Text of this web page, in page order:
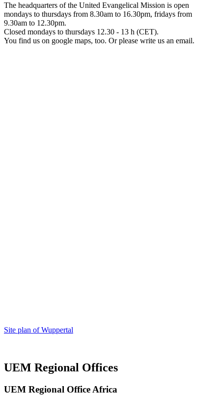
The headquarters of the United Evangelical Mission is open
mondays to thursdays from 8.30am to 16.30pm, fridays from
9.30am to 12.30pm.
Closed mondays to thursdays 12.30 - 13 h (CET).
You find us on google maps, too. Or please write us an email.
Site plan of Wuppertal
UEM Regional Offices
UEM Regional Office Africa